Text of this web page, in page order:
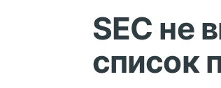
SEC не
список